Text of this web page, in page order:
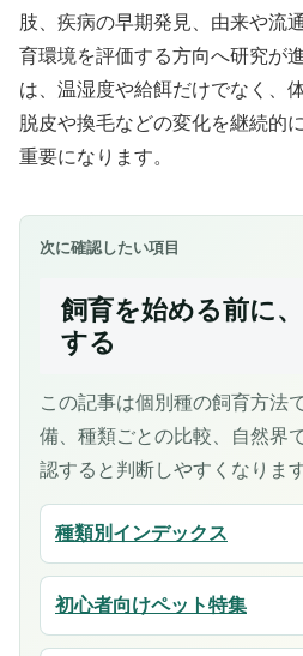
肢、疾病の早期発見、由来や流
育環境を評価する方向へ研究が
は、温湿度や給餌だけでなく、
脱皮や換毛などの変化を継続的
重要になります。
次に確認したい項目
飼育を始める前に
する
この記事は個別種の飼育方法
備、種類ごとの比較、自然界
認すると判断しやすくなります
種類別インデックス
初心者向けペット特集